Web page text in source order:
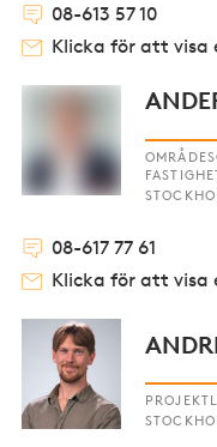
08-613 57 10
Klicka för att visa
08-617 77 61
Klicka för att visa